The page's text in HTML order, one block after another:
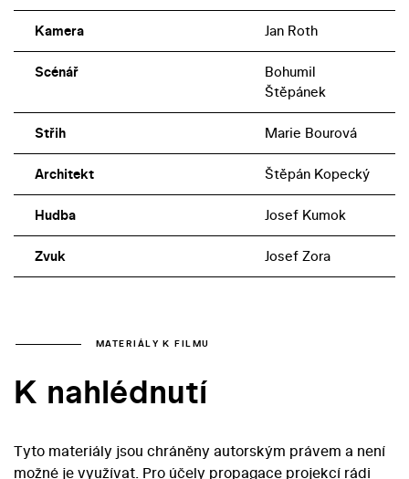
Kamera Jan Roth
Scénář
Bohumil
Štěpánek
Střih Marie Bourová
Architekt Štěpán Kopecký
Hudba Josef Kumok
Zvuk Josef Zora
MATERIÁLY K FILMU
K nahlédnutí
Tyto materiály jsou chráněny autorským právem a není
možné je využívat. Pro účely propagace projekcí rádi